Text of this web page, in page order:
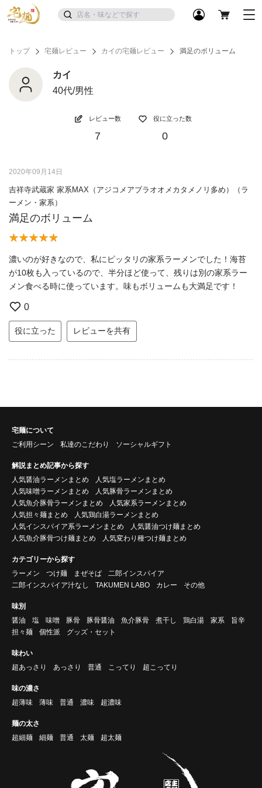
トップ 宅麺レビュー カイの宅麺レビュー 満足のボリューム
カイ
40代/男性
レビュー数
7
役に立った数
0
2020年09月14日
吉祥寺武蔵家 家系MAX（アジコメアブラオオメカタメノリ多め）（ラ
ーメン・家系）
満足のボリューム
濃いのが好きなので、私にピッタリの家系ラーメンでした！海苔
が10枚も入っているので、半分ほど使って、残りは別の家系ラー
メン食べる時に使っています。味もボリュームも大満足です！
0
役に立った レビューを共有
宅麺について
ご利用シーン
私達のこだわり ソーシャルギフト
解説まとめ記事から探す
人気醤油ラーメンまとめ
人気塩ラーメンまとめ
人気味噌ラーメンまとめ
人気豚骨ラーメンまとめ
人気魚介豚骨ラーメンまとめ
人気家系ラーメンまとめ
人気担々麺まとめ
人気鶏白湯ラーメンまとめ
人気インスパイア系ラーメンまとめ
人気醤油つけ麺まとめ
人気魚介豚骨つけ麺まとめ
人気変わり種つけ麺まとめ
カテゴリーから探す
ラーメン
つけ麺 まぜそば
二郎インスパイア
二郎インスパイア汁なし
TAKUMEN LABO カレー その他
味別
醤油
塩 味噌 豚骨 豚骨醤油 魚介豚骨 煮干し 鶏白湯 家系
旨辛
担々麺
個性派 グッズ・セット
味わい
超あっさり
あっさり 普通 こってり 超こってり
味の濃さ
超薄味
薄味 普通 濃味 超濃味
麺の太さ
超細麺
細麺 普通 太麺 超太麺